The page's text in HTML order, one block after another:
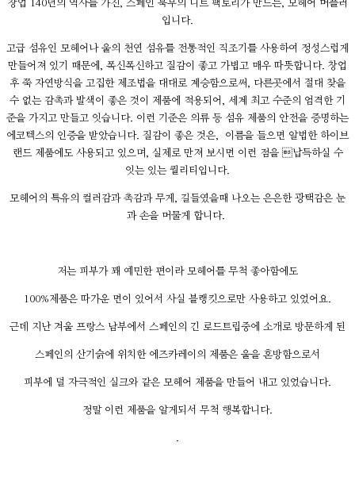
창업 140년의 역사를 가진, 스페인 북부의 니트 팩토리가 만드는, 모헤어 머플러
입니다.
고급 섬유인 모헤어나 울의 천연 섬유를 전통적인 직조기를 사용하여 정성스럽게
만들어져 있기 때문에, 폭신폭신하고 질감이 좋고 가볍고 매우 따뜻합니다. 창업
후 쭉 자연방식을 고집한 제조법을 대대로 계승함으로써, 다른곳에서 절대 찾을
수 없는 감촉과 발색이 좋은 것이 제품에 적용되어, 세계 최고 수준의 엄격한 기
준을 가지고 만들고 잇습니다. 이런 기준은 의류 등 섬유 제품의 안전을 증명하는
에코텍스의 인증을 받았습니다. 질감이 좋은 것은, 이름을 들으면 알법한 하이브
랜드 제품에도 사용되고 있으며, 실제로 만져 보시면 이런 점을 납득하실 수
잇는 있는 퀄리티입니다.
모헤어의 특유의 컬러감과 촉감과 무게, 길들였을때 나오는 은은한 광택감은 눈
과 손을 머물게 합니다.
저는 피부가 꽤 예민한 편이라 모헤어를 무척 좋아함에도
100%제품은 따가운 면이 있어서 사실 블랭킷으로만 사용하고 있었어요.
근데 지난 겨울 프랑스 남부에서 스페인의 긴 로드트립중에 소개로 방문하게 된
스페인의 산기슭에 위치한 에즈카레이의 제품은 울을 혼방함으로서
피부에 덜 자극적인 실크와 같은 모헤어 제품을 만들어 내고 있었습니다.
정말 이런 제품을 알게되서 무척 행복합니다.